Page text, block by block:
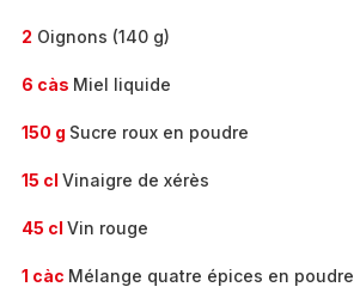
2 Oignons (140 g)
6 càs Miel liquide
150 g Sucre roux en poudre
15 cl Vinaigre de xérès
45 cl Vin rouge
1 càc Mélange quatre épices en poudre